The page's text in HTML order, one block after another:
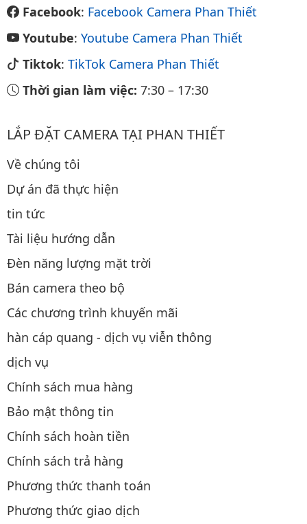
Facebook: Facebook Camera Phan Thiết
Youtube: Youtube Camera Phan Thiết
Tiktok: TikTok Camera Phan Thiết
Thời gian làm việc: 7:30 – 17:30
LẮP ĐẶT CAMERA TẠI PHAN THIẾT
Về chúng tôi
Dự án đã thực hiện
tin tức
Tài liệu hướng dẫn
Đèn năng lượng mặt trời
Bán camera theo bộ
Các chương trình khuyến mãi
hàn cáp quang - dịch vụ viễn thông
dịch vụ
Chính sách mua hàng
Bảo mật thông tin
Chính sách hoàn tiền
Chính sách trả hàng
Phương thức thanh toán
Phương thức giao dịch